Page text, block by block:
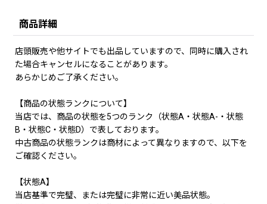
商品詳細
店頭販売や他サイトでも出品していますので、同時に購入され
た場合キャンセルになることがあります。
あらかじめご了承ください。
【商品の状態ランクについて】
当店では、商品の状態を5つのランク（状態A・状態A-・状態
B・状態C・状態D）で表しております。
中古商品の状態ランクは商材によって異なりますので、以下を
ご確認ください。
【状態A】
当店基準で完璧、または完璧に非常に近い美品状態。